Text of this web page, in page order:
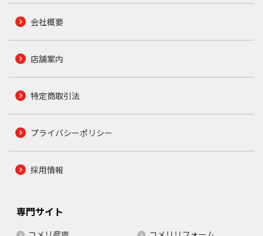
会社概要
店舗案内
特定商取引法
プライバシーポリシー
採用情報
専門サイト